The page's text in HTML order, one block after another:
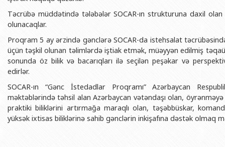
Fəxri doktorlarımız
BDU-da təhsil
BDU-da tədris olunan ixtisaslar
Universitet tarixinin ən mühüm hadisələri
Maliyyə və təminat Departamenti
Keyfiyyətin təminatı, monitorinq
Mədəniyyət-yaradıcılıq Mərkəzi
İdman-sağlamlıq Mərkəzi
BDU-nun Nəşr Evi
Tarix fakültəsi
Beynəlxalq
Jurnalistika fakültəsi
İnformasiya və
Şərqşünasliq
Şəxsi
Təcrübə müddətində tələbələr SOCAR-ın strukturuna daxil
olunacaqlar.
Proqram 5 ay ərzində gənclərə SOCAR-da istehsalat
üçün təşkil olunan təlimlərdə iştiak etmək, müəyyən edilmiş
sonunda öz bilik və bacarıqları ilə seçilən peşəkar və
edirlər.
SOCAR-ın “Gənc İstedadlar Proqramı” Azərbaycan
məktəblərində təhsil alan Azərbaycan vətəndaşı olan,
praktiki biliklərini artırmağa maraqlı olan, təşəbbüskar,
yüksək ixtisas biliklərinə sahib gənclərin inkişafına dəstək olmaq